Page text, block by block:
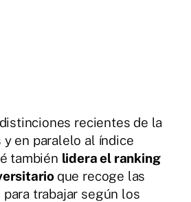
recientes de la
y en paralelo al índice
también lidera el ranking
que recoge las
trabajar según los